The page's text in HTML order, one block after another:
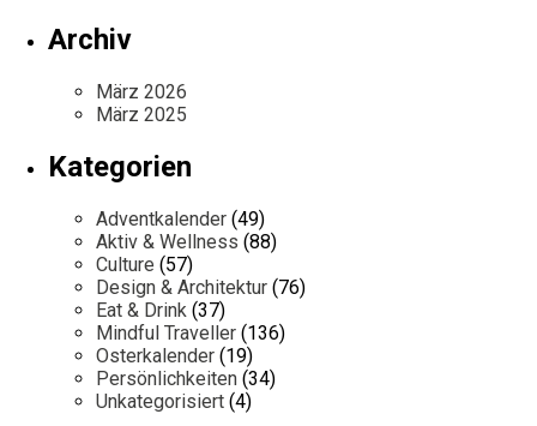
Archiv
März 2026
März 2025
Kategorien
Adventkalender (49)
Aktiv & Wellness (88)
Culture (57)
Design & Architektur (76)
Eat & Drink (37)
Mindful Traveller (136)
Osterkalender (19)
Persönlichkeiten (34)
Unkategorisiert (4)